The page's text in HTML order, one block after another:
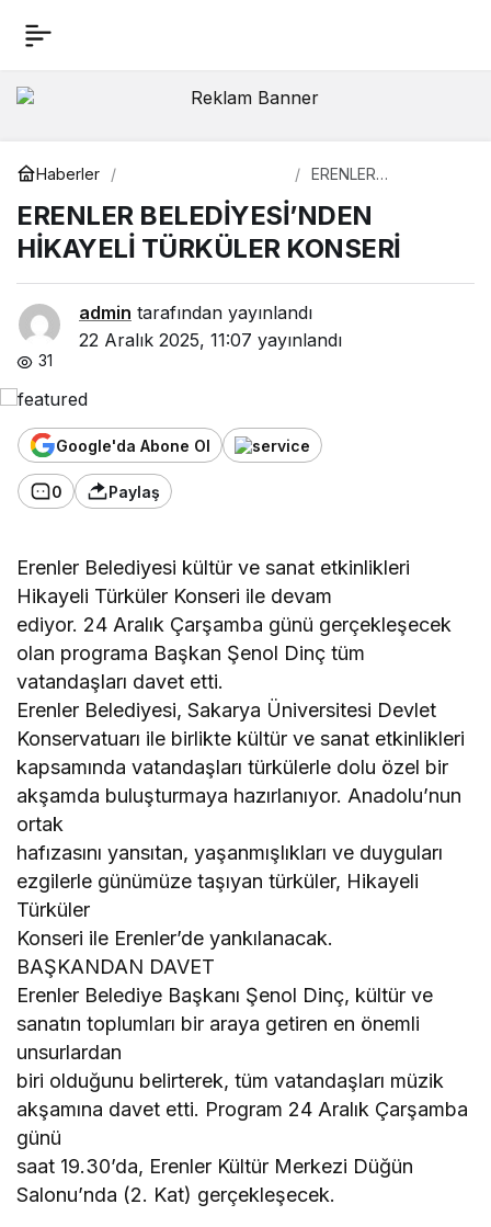
Haberler
ERENLER
HİKAYELİ TÜRKÜLER
KONSERİ
ERENLER BELEDİYESİ’NDEN
HİKAYELİ TÜRKÜLER KONSERİ
admin tarafından yayınlandı
22 Aralık 2025, 11:07 yayınlandı
31
Google'da Abone Ol
0 Paylaş
Erenler Belediyesi kültür ve sanat etkinlikleri
Hikayeli Türküler Konseri ile devam
ediyor. 24 Aralık Çarşamba günü gerçekleşecek
olan programa Başkan Şenol Dinç tüm
vatandaşları davet etti.
Erenler Belediyesi, Sakarya Üniversitesi Devlet
Konservatuarı ile birlikte kültür ve sanat etkinlikleri
kapsamında vatandaşları türkülerle dolu özel bir
akşamda buluşturmaya hazırlanıyor. Anadolu’nun
ortak
hafızasını yansıtan, yaşanmışlıkları ve duyguları
ezgilerle günümüze taşıyan türküler, Hikayeli
Türküler
Konseri ile Erenler’de yankılanacak.
BAŞKANDAN DAVET
Erenler Belediye Başkanı Şenol Dinç, kültür ve
sanatın toplumları bir araya getiren en önemli
unsurlardan
biri olduğunu belirterek, tüm vatandaşları müzik
akşamına davet etti. Program 24 Aralık Çarşamba
günü
saat 19.30’da, Erenler Kültür Merkezi Düğün
Salonu’nda (2. Kat) gerçekleşecek.
ERENLER
BELEDİYESİ’NDEN
KONSERİ